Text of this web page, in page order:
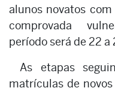
alunos novatos
comprovada
período será de 22 a
As etapas
matrículas de